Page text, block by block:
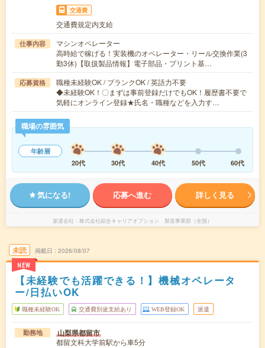
交通費
交通費規定内支給
仕事内容
マシンオペレーター
高時給で稼げる！実装機のオペレーター・リール交換作業(3
勤3休)【取扱製品情報】電子部品・プリント基…
応募資格
職種未経験OK / ブランクOK / 英語力不要
◆未経験OK！〇まずは事前登録だけでもOK！履歴書不要で
気軽にオンライン登録★氏名・職種などを入力す…
職場の雰囲気
年齢層
20代
30代 40代 50代 60代
気になる! 応募へ進む 詳しく見る
派遣会社 株式会社綜合キャリアオプション 製造事業部（全国）
未読
NEW
掲載日 2026/08/07
【未経験でも活躍できる！】機械オペレータ
ー/日払いOK
職種未経験OK 交通費別途支給あり WEB登録OK 派遣
勤務地 山梨県都留市
都留文科大学前駅から車5分